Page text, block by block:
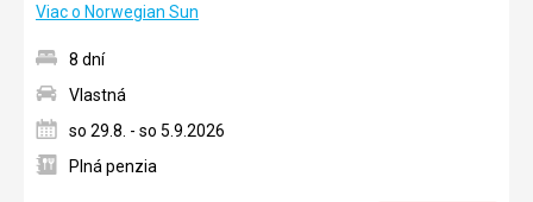
Viac o Norwegian Sun
8 dní
Vlastná
so 29.8. - so 5.9.2026
Plná penzia